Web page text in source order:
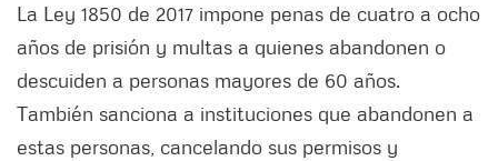
La Ley 1850 de 2017 impone penas de cuatro a ocho
años de prisión y multas a quienes abandonen o
descuiden a personas mayores de 60 años.
También sanciona a instituciones que abandonen a
estas personas, cancelando sus permisos y